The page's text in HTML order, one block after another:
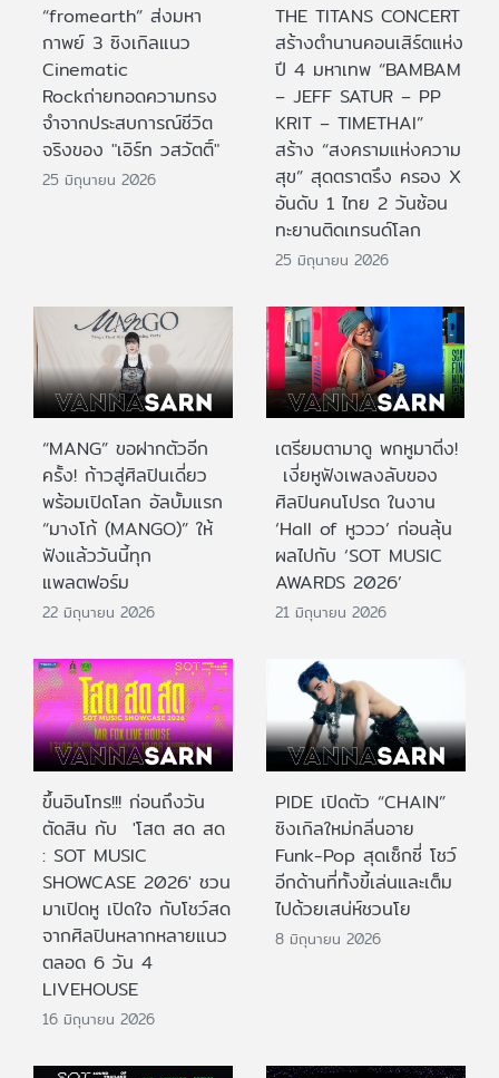
“fromearth” ส่งมหา
กาพย์ 3 ซิงเกิลแนว
Cinematic
Rockถ่ายทอดความทรง
จำจากประสบการณ์ชีวิต
จริงของ "เอิร์ท วสวัตติ์"
25 มิถุนายน 2026
THE TITANS CONCERT
สร้างตำนานคอนเสิร์ตแห่ง
ปี 4 มหาเทพ “BAMBAM
– JEFF SATUR – PP
KRIT – TIMETHAI”
สร้าง “สงครามแห่งความ
สุข” สุดตราตรึง ครอง X
อันดับ 1 ไทย 2 วันซ้อน
ทะยานติดเทรนด์โลก
25 มิถุนายน 2026
“MANG” ขอฝากตัวอีก
ครั้ง! ก้าวสู่ศิลปินเดี่ยว
พร้อมเปิดโลก อัลบั้มแรก
“มางโก้ (MANGO)” ให้
ฟังแล้ววันนี้ทุก
แพลตฟอร์ม
22 มิถุนายน 2026
เตรียมตามาดู พกหูมาติ่ง!
เงี่ยหูฟังเพลงลับของ
ศิลปินคนโปรด ในงาน
‘Hall of หูววว’ ก่อนลุ้น
ผลไปกับ ‘SOT MUSIC
AWARDS 2026’
21 มิถุนายน 2026
ขึ้นอินโทร!!! ก่อนถึงวัน
ตัดสิน กับ 'โสต สด สด
: SOT MUSIC
SHOWCASE 2026' ชวน
มาเปิดหู เปิดใจ กับโชว์สด
จากศิลปินหลากหลายแนว
ตลอด 6 วัน 4
LIVEHOUSE
16 มิถุนายน 2026
PIDE เปิดตัว “CHAIN”
ซิงเกิลใหม่กลิ่นอาย
Funk-Pop สุดเซ็กซี่ โชว์
อีกด้านที่ทั้งขี้เล่นและเต็ม
ไปด้วยเสน่ห์ชวนโย
8 มิถุนายน 2026